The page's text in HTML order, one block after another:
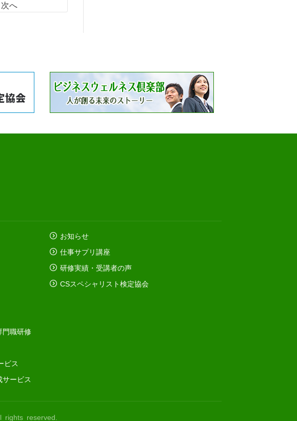
次へ
門職研修
ビス
ービス
お知らせ
仕事サプリ講座
研修実績・受講者の声
CSスペシャリスト検定協会
rights reserved.